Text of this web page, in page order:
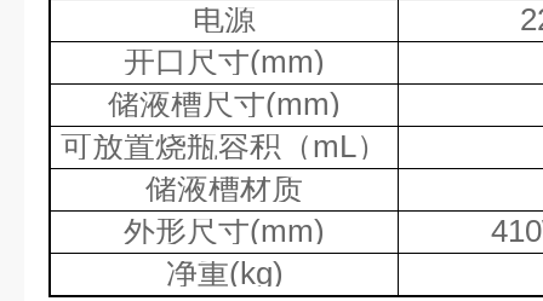
电源
开口尺寸(mm)
储液槽尺寸(mm)
可放置烧瓶容积（mL）
储液槽材质
外形尺寸(mm)
净重(kg)